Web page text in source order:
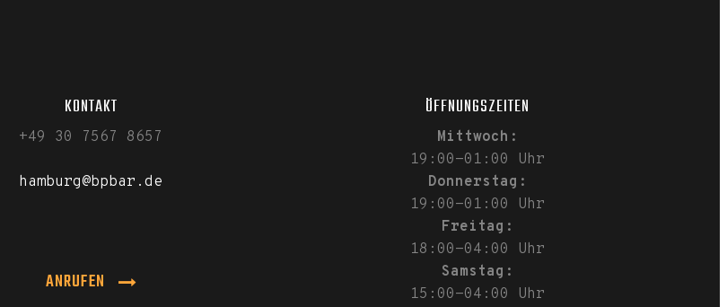
KONTAKT
+49 30 7567 8657
hamburg@bpbar.de
ANRUFEN
ÖFFNUNGSZEITEN
Mittwoch:
19:00-01:00 Uhr
Donnerstag:
19:00-01:00 Uhr
Freitag:
18:00-04:00 Uhr
Samstag:
15:00-04:00 Uhr